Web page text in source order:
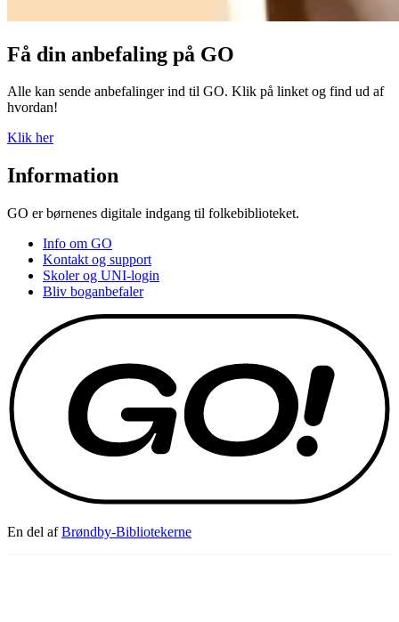
Få din anbefaling på GO
Alle kan sende anbefalinger ind til GO. Klik på linket og find ud af
hvordan!
Klik her
Information
GO er børnenes digitale indgang til folkebiblioteket.
Info om GO
Kontakt og support
Skoler og UNI-login
Bliv boganbefaler
En del af Brøndby-Bibliotekerne